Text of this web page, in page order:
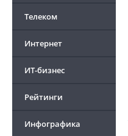
Телеком
Интернет
ИТ-бизнес
Рейтинги
Инфографика